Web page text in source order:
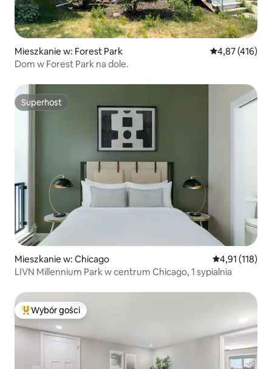
Mieszkanie w: Forest Park Średnia
4,87 (416)
Dom w Forest Park na dole.
Superhost
Superhost
Mieszkanie w: Chicago Średnia
4,91 (118)
LIVN Millennium Park w centrum Chicago, 1 sypialnia
Najpopularniejsze z kategorii Wybór gości
Wybór gości